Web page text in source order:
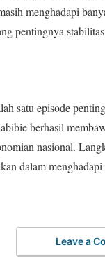
menghadapi
pentingnya
satu episode
berhasil
nasional.
dalam
Leave a